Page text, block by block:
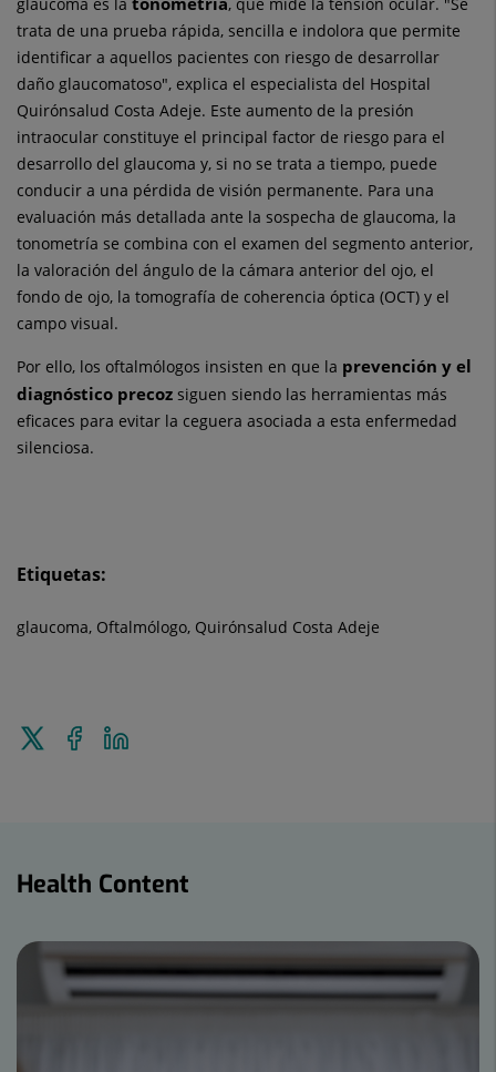
trata de una prueba rápida, sencilla e indolora que permite
identificar a aquellos pacientes con riesgo de desarrollar
daño glaucomatoso", explica el especialista del Hospital
Quirónsalud Costa Adeje. Este aumento de la presión
intraocular constituye el principal factor de riesgo para el
desarrollo del glaucoma y, si no se trata a tiempo, puede
conducir a una pérdida de visión permanente. Para una
evaluación más detallada ante la sospecha de glaucoma, la
tonometría se combina con el examen del segmento anterior,
la valoración del ángulo de la cámara anterior del ojo, el
fondo de ojo, la tomografía de coherencia óptica (OCT) y el
campo visual.
Por ello, los oftalmólogos insisten en que la prevención y el
diagnóstico precoz siguen siendo las herramientas más
eficaces para evitar la ceguera asociada a esta enfermedad
silenciosa.
Etiquetas:
glaucoma, Oftalmólogo, Quirónsalud Costa Adeje
Tweet
this
Share
Health Content